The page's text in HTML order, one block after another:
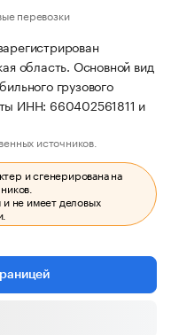
перевозки
область. Основной вид
грузового
ИНН: 660402561811 и
источников.
и сгенерирована на
и не имеет деловых